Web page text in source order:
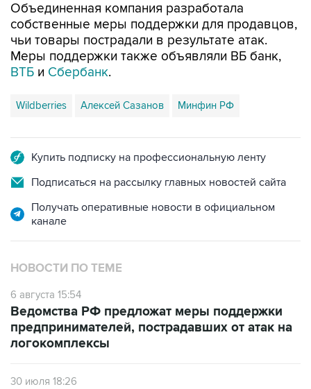
Объединенная компания разработала
собственные меры поддержки для продавцов,
чьи товары пострадали в результате атак.
Меры поддержки также объявляли ВБ банк,
ВТБ и Сбербанк.
Wildberries Алексей Сазанов Минфин РФ
Купить подписку на профессиональную ленту
Подписаться на рассылку главных новостей сайта
Получать оперативные новости в официальном
канале
НОВОСТИ ПО ТЕМЕ
6 августа 15:54
Ведомства РФ предложат меры поддержки
предпринимателей, пострадавших от атак на
логокомплексы
30 июля 18:26